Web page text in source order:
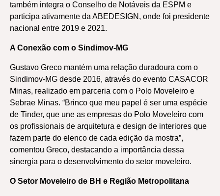
também integra o Conselho de Notáveis da ESPM e
participa ativamente da ABEDESIGN, onde foi presidente
nacional entre 2019 e 2021.
A Conexão com o Sindimov-MG
Gustavo Greco mantém uma relação duradoura com o
Sindimov-MG desde 2016, através do evento CASACOR
Minas, realizado em parceria com o Polo Moveleiro e
Sebrae Minas. “Brinco que meu papel é ser uma espécie
de Tinder, que une as empresas do Polo Moveleiro com
os profissionais de arquitetura e design de interiores que
fazem parte do elenco de cada edição da mostra”,
comentou Greco, destacando a importância dessa
sinergia para o desenvolvimento do setor moveleiro.
O Setor Moveleiro de BH e Região Metropolitana